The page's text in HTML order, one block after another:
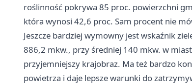
roślinność pokrywa 85 proc. powierzchni
która wynosi 42,6 proc. Sam procent nie
Jeszcze bardziej wymowny jest wskaźnik
886,2 mkw., przy średniej 140 mkw. w
przyjemniejszy krajobraz. Ma też bardzo
powietrza i daje lepsze warunki do